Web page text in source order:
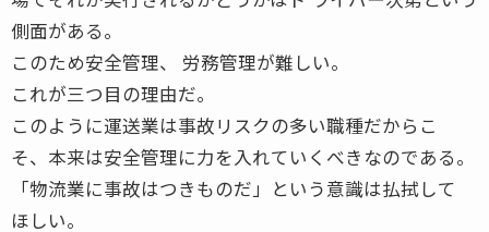
側面がある。
このため安全管理、 労務管理が難しい。
これが三つ目の理由だ。
このように運送業は事故リスクの多い職種だからこ
そ、本来は安全管理に力を入れていくべきなのである。
「物流業に事故はつきものだ」という意識は払拭して
ほしい。